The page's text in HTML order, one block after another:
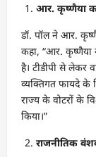
आर. कृष्णैया
डॉ. पॉल ने आर.
कहा, “आर. कृष्णैया
है। टीडीपी से लेकर
व्यक्तिगत फायदे के
राज्य के वोटरों के
किया।”
राजनीतिक